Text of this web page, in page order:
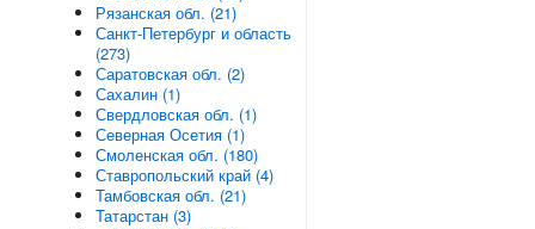
Рязанская обл. (21)
Санкт-Петербург и область
(273)
Саратовская обл. (2)
Сахалин (1)
Свердловская обл. (1)
Северная Осетия (1)
Смоленская обл. (180)
Ставропольский край (4)
Тамбовская обл. (21)
Татарстан (3)